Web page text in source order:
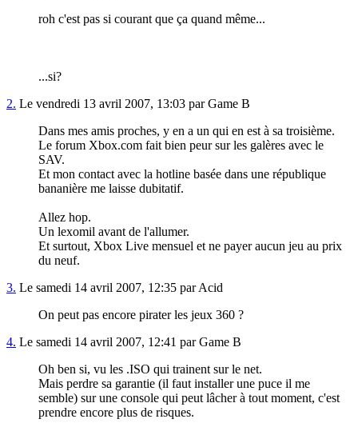
roh c'est pas si courant que ça quand même...
...si?
2. Le vendredi 13 avril 2007, 13:03 par Game B
Dans mes amis proches, y en a un qui en est à sa troisième.
Le forum Xbox.com fait bien peur sur les galères avec le
SAV.
Et mon contact avec la hotline basée dans une république
bananière me laisse dubitatif.
Allez hop.
Un lexomil avant de l'allumer.
Et surtout, Xbox Live mensuel et ne payer aucun jeu au prix
du neuf.
3. Le samedi 14 avril 2007, 12:35 par Acid
On peut pas encore pirater les jeux 360 ?
4. Le samedi 14 avril 2007, 12:41 par Game B
Oh ben si, vu les .ISO qui trainent sur le net.
Mais perdre sa garantie (il faut installer une puce il me
semble) sur une console qui peut lâcher à tout moment, c'est
prendre encore plus de risques.